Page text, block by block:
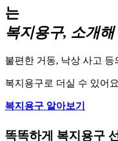
는
복지용구, 소개
불편한 거동, 낙상 사고 등
복지용구로 더실 수 있어
복지용구 알아보기
똑똑하게 복지용구